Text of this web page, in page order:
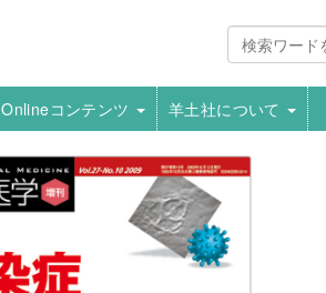
Onlineコンテンツ 羊土社について